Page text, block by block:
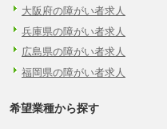
大阪府の障がい者求人
兵庫県の障がい者求人
広島県の障がい者求人
福岡県の障がい者求人
希望業種から探す